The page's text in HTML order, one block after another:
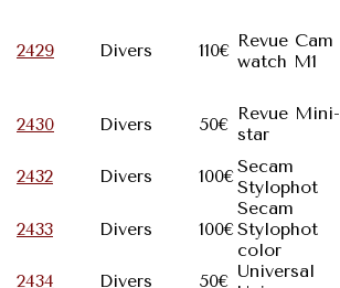
2429 Divers 110€ Revue Cam
watch M1
2430
Divers 50€
Revue Mini-
star
2432
Divers 100€Secam
Stylophot
2433
Divers 100€
Secam
Stylophot
color
2434
Divers 50€ Universal